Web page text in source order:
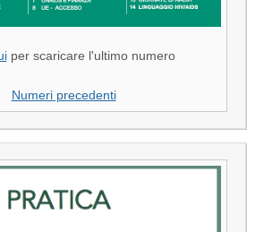
per scaricare l'ultimo numero
Numeri precedenti